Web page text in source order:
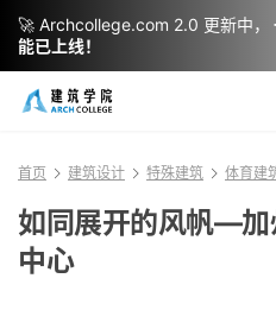
首页 建筑设计 特殊建筑 体育建
如同展开的风帆—加
中心
🚀 Archcollege.com 2.0 更新中，
能已上线！